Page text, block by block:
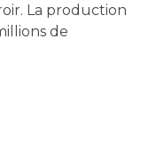
La production
de